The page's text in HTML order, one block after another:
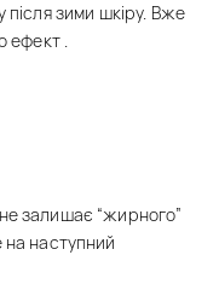
після зими шкіру. Вже
ефект .
залишає “жирного”
наступний